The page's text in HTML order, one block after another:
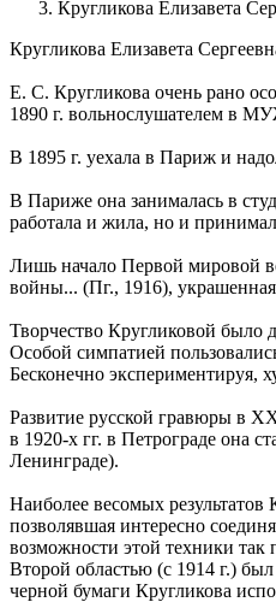
Кругликова Елизавета
Кругликова Елизавета
Е. С. Кругликова очень рано
1890 г. вольнослушателем в
В 1895 г. уехала в Париж и
В Париже она занималась в
работала и жила, но и
Лишь начало Первой мировой
войны... (Пг., 1916),
Творчество Кругликовой было
Особой симпатией
Бесконечно экспериментируя,
Развитие русской гравюры в
в 1920-х гг. в Петрограде она
Ленинграде).
Наиболее весомых результатов
позволявшая интересно
возможности этой техники так
Второй областью (с 1914 г.)
черной бумаги Кругликова